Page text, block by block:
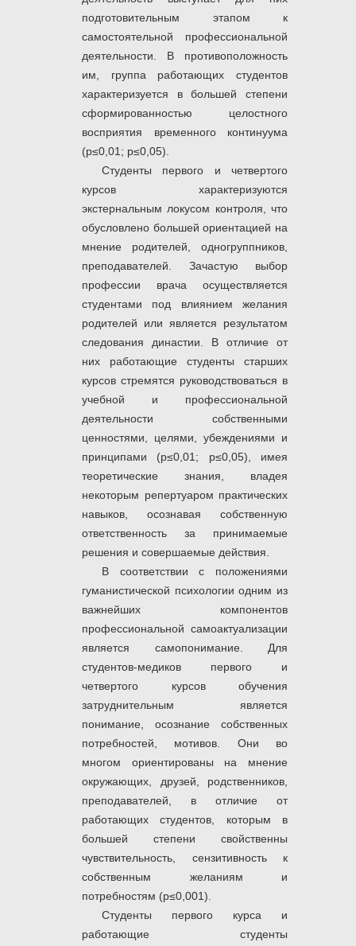
подготовительным этапом к
самостоятельной профессиональной
деятельности. В противоположность
им, группа работающих студентов
характеризуется в большей степени
сформированностью целостного
восприятия временного континуума
(р≤0,01; р≤0,05).
Студенты первого и четвертого
курсов характеризуются
экстернальным локусом контроля, что
обусловлено большей ориентацией на
мнение родителей, одногруппников,
преподавателей. Зачастую выбор
профессии врача осуществляется
студентами под влиянием желания
родителей или является результатом
следования династии. В отличие от
них работающие студенты старших
курсов стремятся руководствоваться в
учебной и профессиональной
деятельности собственными
ценностями, целями, убеждениями и
принципами (р≤0,01; р≤0,05), имея
теоретические знания, владея
некоторым репертуаром практических
навыков, осознавая собственную
ответственность за принимаемые
решения и совершаемые действия.
В соответствии с положениями
гуманистической психологии одним из
важнейших компонентов
профессиональной самоактуализации
является самопонимание. Для
студентов-медиков первого и
четвертого курсов обучения
затруднительным является
понимание, осознание собственных
потребностей, мотивов. Они во
многом ориентированы на мнение
окружающих, друзей, родственников,
преподавателей, в отличие от
работающих студентов, которым в
большей степени свойственны
чувствительность, сензитивность к
собственным желаниям и
потребностям (р≤0,001).
Студенты первого курса и
работающие студенты